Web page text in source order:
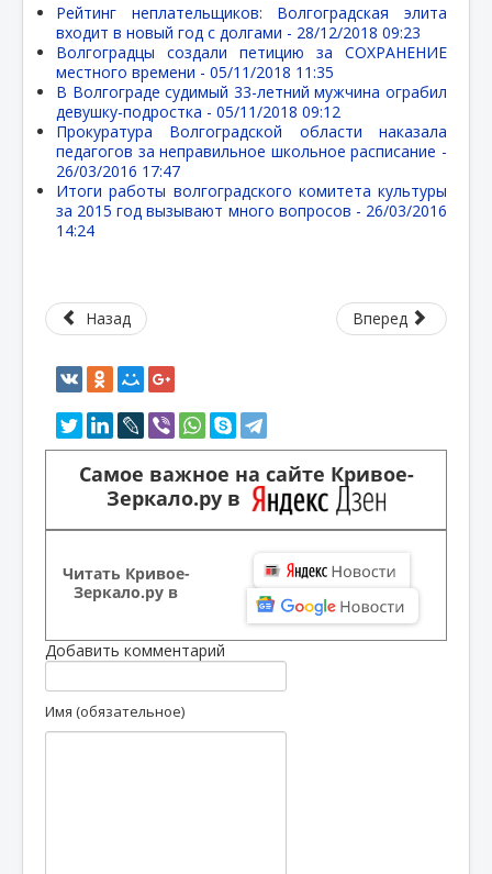
Рейтинг неплательщиков: Волгоградская элита
входит в новый год с долгами - 28/12/2018 09:23
Волгоградцы создали петицию за СОХРАНЕНИЕ
местного времени - 05/11/2018 11:35
В Волгограде судимый 33-летний мужчина ограбил
девушку-подростка - 05/11/2018 09:12
Прокуратура Волгоградской области наказала
педагогов за неправильное школьное расписание -
26/03/2016 17:47
Итоги работы волгоградского комитета культуры
за 2015 год вызывают много вопросов - 26/03/2016
14:24
Назад Вперед
Самое важное на сайте Кривое-
Зеркало.ру в
Читать Кривое-
Зеркало.ру в
Добавить комментарий
Имя (обязательное)